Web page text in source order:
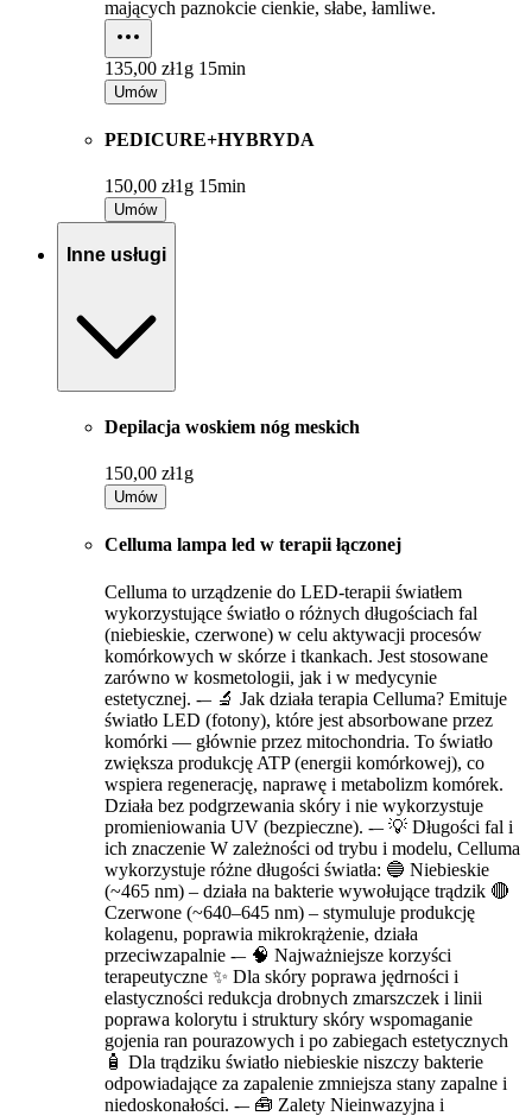
mających paznokcie cienkie, słabe, łamliwe.
135,00 zł1g 15min
Umów
PEDICURE+HYBRYDA
150,00 zł1g 15min
Umów
Inne usługi
Depilacja woskiem nóg meskich
150,00 zł1g
Umów
Celluma lampa led w terapii łączonej
Celluma to urządzenie do LED-terapii światłem
wykorzystujące światło o różnych długościach fal
(niebieskie, czerwone) w celu aktywacji procesów
komórkowych w skórze i tkankach. Jest stosowane
zarówno w kosmetologii, jak i w medycynie
estetycznej. -– 🔬 Jak działa terapia Celluma? Emituje
światło LED (fotony), które jest absorbowane przez
komórki — głównie przez mitochondria. To światło
zwiększa produkcję ATP (energii komórkowej), co
wspiera regenerację, naprawę i metabolizm komórek.
Działa bez podgrzewania skóry i nie wykorzystuje
promieniowania UV (bezpieczne). -– 💡 Długości fal i
ich znaczenie W zależności od trybu i modelu, Celluma
wykorzystuje różne długości światła: 🔵 Niebieskie
(~465 nm) – działa na bakterie wywołujące trądzik 🔴
Czerwone (~640–645 nm) – stymuluje produkcję
kolagenu, poprawia mikrokrążenie, działa
przeciwzapalnie -– 🧠 Najważniejsze korzyści
terapeutyczne ✨ Dla skóry poprawa jędrności i
elastyczności redukcja drobnych zmarszczek i linii
poprawa kolorytu i struktury skóry wspomaganie
gojenia ran pourazowych i po zabiegach estetycznych
🧴 Dla trądziku światło niebieskie niszczy bakterie
odpowiadające za zapalenie zmniejsza stany zapalne i
niedoskonałości. -– 🧰 Zalety Nieinwazyjna i